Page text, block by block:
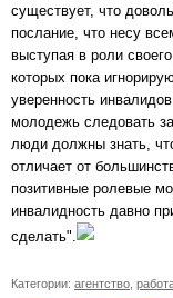
существует, что
послание, что несу
выступая в роли
которых пока
уверенность
молодежь следовать
люди должны знать,
отличает от
позитивные ролевые
инвалидность давно
сделать".
Категории: агентство